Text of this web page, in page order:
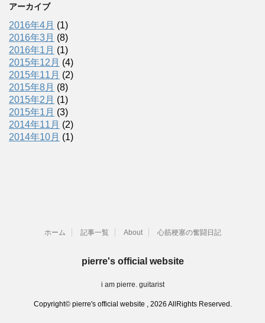
アーカイブ
2016年4月 (1)
2016年3月 (8)
2016年1月 (1)
2015年12月 (4)
2015年11月 (2)
2015年8月 (8)
2015年2月 (1)
2015年1月 (3)
2014年11月 (2)
2014年10月 (1)
ホーム 記事一覧 About 心筋梗塞の奮闘日記
pierre's official website
i am pierre. guitarist
Copyright© pierre's official website , 2026 AllRights Reserved.